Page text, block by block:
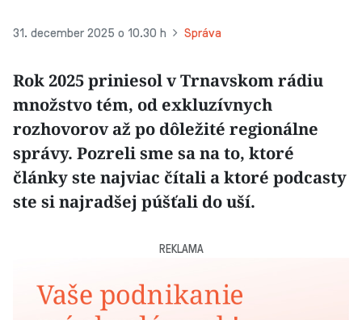
31. december 2025 o 10.30 h Správa
Rok 2025 priniesol v Trnavskom rádiu
množstvo tém, od exkluzívnych
rozhovorov až po dôležité regionálne
správy. Pozreli sme sa na to, ktoré
články ste najviac čítali a ktoré podcasty
ste si najradšej púšťali do uší.
REKLAMA